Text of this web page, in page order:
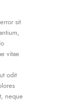
sit
vitae
odit
neque